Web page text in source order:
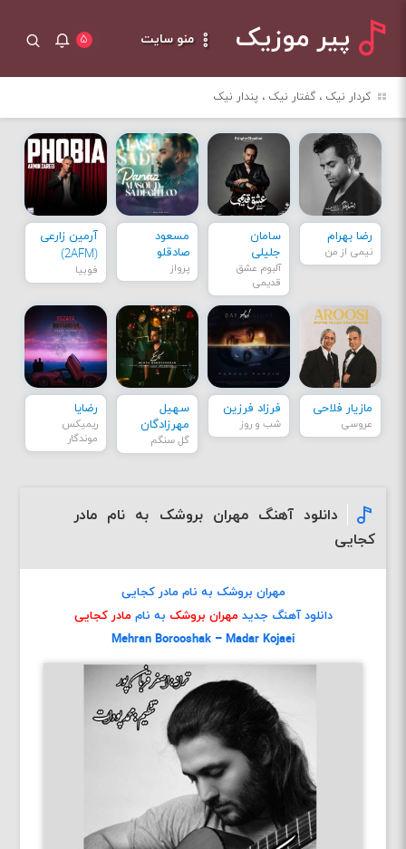
پیر موزیک منو سایت ۵
کردار نیک ، گفتار نیک ، پندار نیک
رضا بهرام
نیمی از من
سامان
جلیلی
آلبوم عشق
قدیمی
مسعود
صادقلو
پرواز
آرمین زارعی
(2AFM)
فوبیا
مازیار فلاحی
عروسی
فرزاد فرزین
شب و روز
سهیل
مهرزادگان
گل سنگم
رضایا
ریمیکس
موندگار
دانلود آهنگ مهران بروشک به نام مادر
کجایی
مهران بروشک به نام مادر کجایی
دانلود آهنگ جدید مهران بروشک به ناممادر کجایی
Mehran Borooshak – Madar Kojaei